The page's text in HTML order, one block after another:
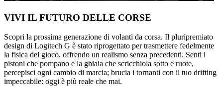
VIVI IL FUTURO DELLE CORSE
Scopri la prossima generazione di volanti da corsa. Il pluripremiato
design di Logitech G è stato riprogettato per trasmettere fedelmente
la fisica del gioco, offrendo un realismo senza precedenti. Senti i
pistoni che pompano e la ghiaia che scricchiola sotto e ruote,
percepisci ogni cambio di marcia; brucia i tornanti con il tuo drifting
impeccabile: oggi è più reale che mai.